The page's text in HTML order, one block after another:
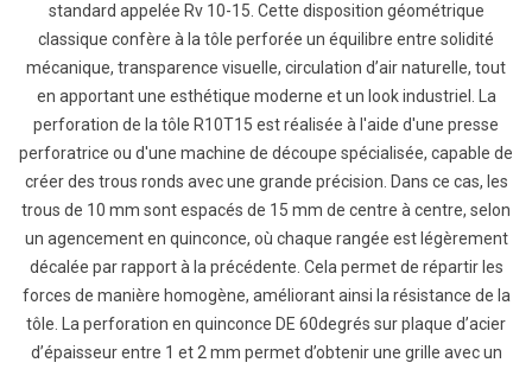
standard appelée Rv 10-15. Cette disposition géométrique
classique confère à la tôle perforée un équilibre entre solidité
mécanique, transparence visuelle, circulation d’air naturelle, tout
en apportant une esthétique moderne et un look industriel. La
perforation de la tôle R10T15 est réalisée à l'aide d'une presse
perforatrice ou d'une machine de découpe spécialisée, capable de
créer des trous ronds avec une grande précision. Dans ce cas, les
trous de 10 mm sont espacés de 15 mm de centre à centre, selon
un agencement en quinconce, où chaque rangée est légèrement
décalée par rapport à la précédente. Cela permet de répartir les
forces de manière homogène, améliorant ainsi la résistance de la
tôle. La perforation en quinconce DE 60degrés sur plaque d’acier
d’épaisseur entre 1 et 2 mm permet d’obtenir une grille avec un